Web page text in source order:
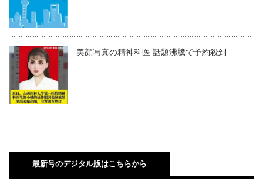
美顔写真の精神科医 話題沸騰で予約殺到
最新号のデジタル版はこちらから